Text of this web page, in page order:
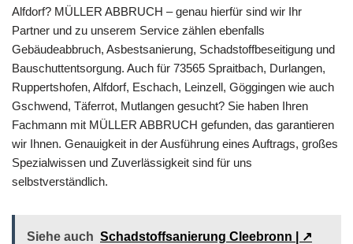
Alfdorf? MÜLLER ABBRUCH – genau hierfür sind wir Ihr
Partner und zu unserem Service zählen ebenfalls
Gebäudeabbruch, Asbestsanierung, Schadstoffbeseitigung und
Bauschuttentsorgung. Auch für 73565 Spraitbach, Durlangen,
Ruppertshofen, Alfdorf, Eschach, Leinzell, Göggingen wie auch
Gschwend, Täferrot, Mutlangen gesucht? Sie haben Ihren
Fachmann mit MÜLLER ABBRUCH gefunden, das garantieren
wir Ihnen. Genauigkeit in der Ausführung eines Auftrags, großes
Spezialwissen und Zuverlässigkeit sind für uns
selbstverständlich.
Siehe auch Schadstoffsanierung Cleebronn | ↗️